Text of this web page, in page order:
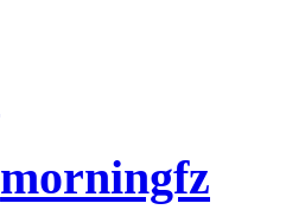
morningfz